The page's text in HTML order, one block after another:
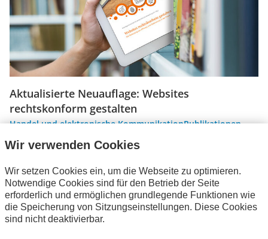
Aktualisierte Neuauflage: Websites
rechtskonform gestalten
Handel und elektronische KommunikationPublikationen
Handreichung „Websites rechtskonform gestalten -
Praxis“…
Wir verwenden Cookies
Wir setzen Cookies ein, um die Webseite zu optimieren.
Notwendige Cookies sind für den Betrieb der Seite
erforderlich und ermöglichen grundlegende Funktionen wie
die Speicherung von Sitzungseinstellungen. Diese Cookies
sind nicht deaktivierbar.